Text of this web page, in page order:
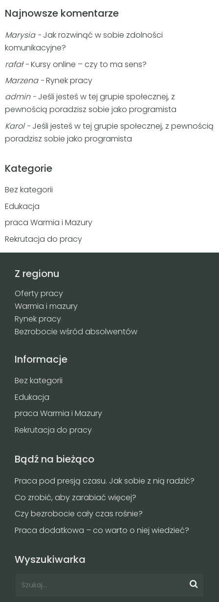
Najnowsze komentarze
Marysia- Jak rozwinąć w sobie zdolności
komunikacyjne?
rafał-Kursy online – czy to ma sens?
Marzena-Rynek pracy
admin- Jeśli jesteś w tej grupie społecznej, z
pewnością poradzisz sobie jako programista
Karol- Jeśli jesteś w tej grupie społecznej, z pewnością
poradzisz sobie jako programista
Kategorie
Bez kategorii
Edukacja
praca Warmia i Mazury
Rekrutacja do pracy
Z regionu
Oferty pracy
Warmia i mazury
Rynek pracy
Bezrobocie wśród absolwentów
Informacje
Bez kategorii
Edukacja
praca Warmia i Mazury
Rekrutacja do pracy
Bądź na bieżąco
Praca pod presją czasu. Jak sobie z nią radzić?
Co zrobić, aby zarabiać więcej?
Czy bezrobocie cały czas rośnie?
Praca dodatkowa – co warto o niej wiedzieć?
Wyszukiwarka